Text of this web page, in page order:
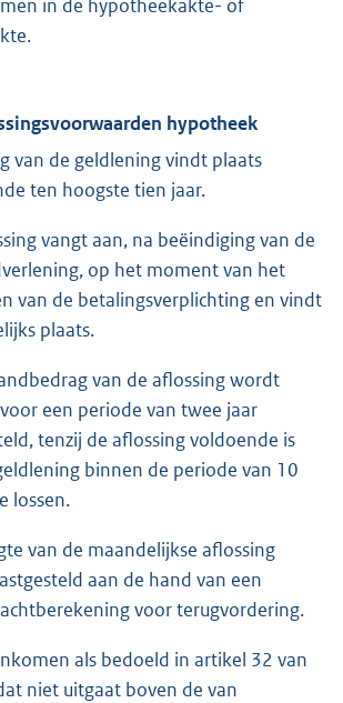
in de hypotheekakte- of
hypotheek
van de geldlening vindt plaats
ten hoogste tien jaar.
vangt aan, na beëindiging van de
op het moment van het
van de betalingsverplichting en vindt
plaats.
van de aflossing wordt
een periode van twee jaar
tenzij de aflossing voldoende is
binnen de periode van 10
lossen.
van de maandelijkse aflossing
aan de hand van een
voor terugvordering.
als bedoeld in artikel 32 van
niet uitgaat boven de van